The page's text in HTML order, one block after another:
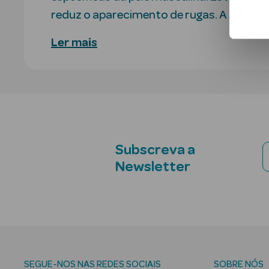
reduz o aparecimento de rugas. A sua
Ler mais
Subscreva a
Newsletter
SEGUE-NOS NAS REDES SOCIAIS SOBRE NÓS